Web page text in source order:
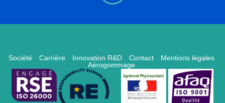
Société Carrière Innovation R&D Contact
Mentions légales
Aérogommage